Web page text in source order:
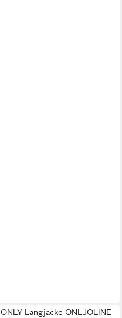
ONLY Langjacke ONLJOLINE